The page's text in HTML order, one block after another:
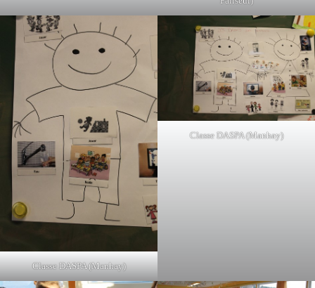
Classe DASPA (Manhay)
Classe DASPA (Manhay)